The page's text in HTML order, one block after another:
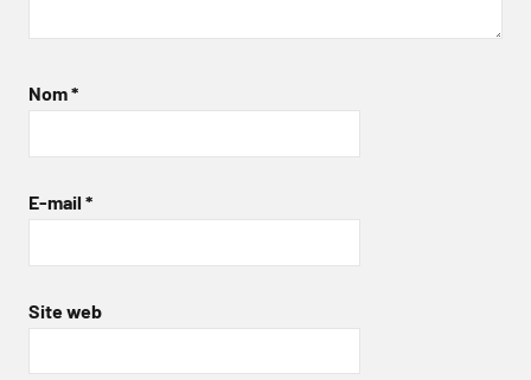
Nom*
E-mail *
Site web